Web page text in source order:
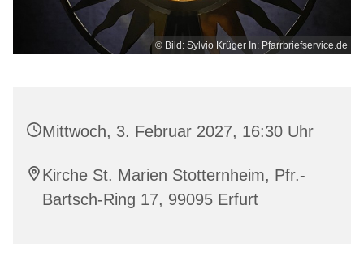
© Bild: Sylvio Krüger In: Pfarrbriefservice.de
Mittwoch, 3. Februar 2027, 16:30 Uhr
Kirche St. Marien Stotternheim, Pfr.-
Bartsch-Ring 17, 99095 Erfurt